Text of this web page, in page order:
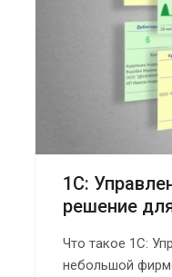
1С:
решение
Что такое 1С:
небольшой